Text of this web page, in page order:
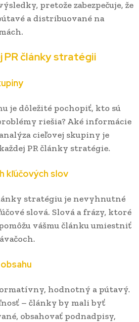
pretože zabezpečuje, že
a distribuované na
PR články stratégii
je dôležité pochopiť, kto sú
riešia? Aké informácie
cieľovej skupiny je
PR články stratégie.
kľúčových slov
stratégiu je nevyhnutné
slová. Slová a frázy, ktoré
vášmu článku umiestniť
hodnotný a pútavý.
– články by mali byť
obsahovať podnadpisy,